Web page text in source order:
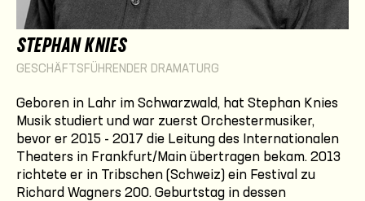
STEPHAN KNIES
GESCHÄFTSFÜHRENDER DRAMATURG
Geboren in Lahr im Schwarzwald, hat Stephan Knies
Musik studiert und war zuerst Orchestermusiker,
bevor er 2015 - 2017 die Leitung des Internationalen
Theaters in Frankfurt/Main übertragen bekam. 2013
richtete er in Tribschen (Schweiz) ein Festival zu
Richard Wagners 200. Geburtstag in dessen